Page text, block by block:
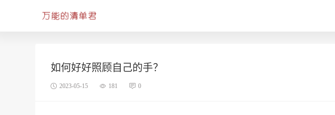
如何好好照顾自己的手？
2023-05-15 181 0